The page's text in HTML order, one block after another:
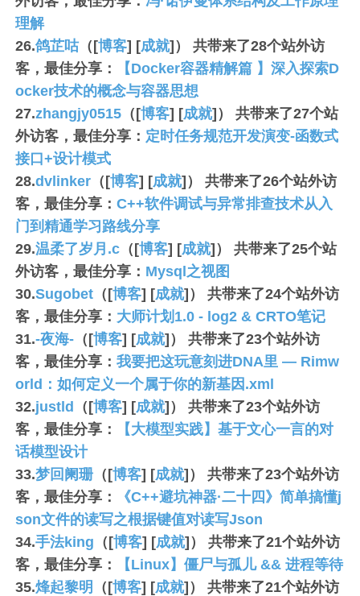
理解
26.鸽芷咕（[博客] [成就]） 共带来了28个站外访
客，最佳分享：
【Docker容器精解篇 】深入探索D
ocker技术的概念与容器思想
27.zhangjy0515 （[博客] [成就]） 共带来了27个站
外访客，最佳分享： 定时任务规范开发演变-函数式
接口+设计模式
28.dvlinker （[博客] [成就]） 共带来了26个站外访
客，最佳分享：C++软件调试与异常排查技术从入
门到精通学习路线分享
29.温柔了岁月.c （[博客] [成就]） 共带来了25个站
外访客，最佳分享： Mysql之视图
30.Sugobet （[博客] [成就]） 共带来了24个站外访
客，最佳分享： 大师计划1.0 - log2 & CRTO笔记
31.-夜海- （[博客] [成就]） 共带来了23个站外访
客，最佳分享：我要把这玩意刻进DNA里 — Rimw
orld：如何定义一个属于你的新基因.xml
32.justld （[博客] [成就]） 共带来了23个站外访
客，最佳分享：
【大模型实践】基于文心一言的对
话模型设计
33.梦回阑珊 （[博客] [成就]） 共带来了23个站外访
客，最佳分享：
《C++避坑神器·二十四》简单搞懂j
son文件的读写之根据键值对读写Json
34.手法king （[博客] [成就]） 共带来了21个站外访
客，最佳分享：
【Linux】僵尸与孤儿 && 进程等待
35.烽起黎明 （[博客] [成就]） 共带来了21个站外访